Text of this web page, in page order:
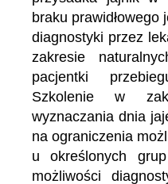
braku
diagnostyki przez
zakresie
pacjentki
Szkolenie w
wyznaczania dnia
na ograniczenia
u określonych
możliwości